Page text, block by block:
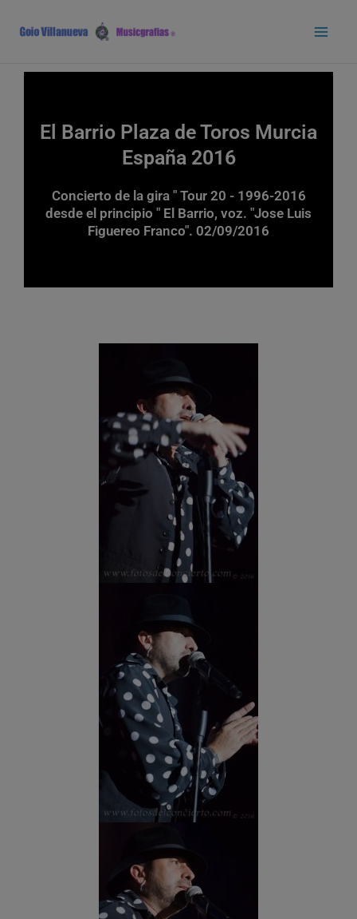
contenido
El Barrio Plaza de Toros Murcia
España 2016
Concierto de la gira " Tour 20 - 1996-2016
desde el principio " El Barrio, voz. "Jose Luis
Figuereo Franco". 02/09/2016